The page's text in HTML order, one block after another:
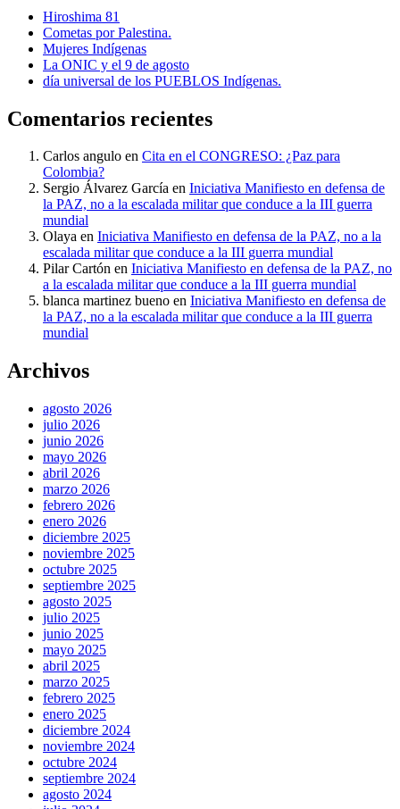
Hiroshima 81
Cometas por Palestina.
Mujeres Indígenas
La ONIC y el 9 de agosto
día universal de los PUEBLOS Indígenas.
Comentarios recientes
Carlos angulo en Cita en el CONGRESO: ¿Paz para
Colombia?
Sergio Álvarez García en Iniciativa Manifiesto en defensa de
la PAZ, no a la escalada militar que conduce a la III guerra
mundial
Olaya en Iniciativa Manifiesto en defensa de la PAZ, no a la
escalada militar que conduce a la III guerra mundial
Pilar Cartón en Iniciativa Manifiesto en defensa de la PAZ, no
a la escalada militar que conduce a la III guerra mundial
blanca martinez bueno en Iniciativa Manifiesto en defensa de
la PAZ, no a la escalada militar que conduce a la III guerra
mundial
Archivos
agosto 2026
julio 2026
junio 2026
mayo 2026
abril 2026
marzo 2026
febrero 2026
enero 2026
diciembre 2025
noviembre 2025
octubre 2025
septiembre 2025
agosto 2025
julio 2025
junio 2025
mayo 2025
abril 2025
marzo 2025
febrero 2025
enero 2025
diciembre 2024
noviembre 2024
octubre 2024
septiembre 2024
agosto 2024